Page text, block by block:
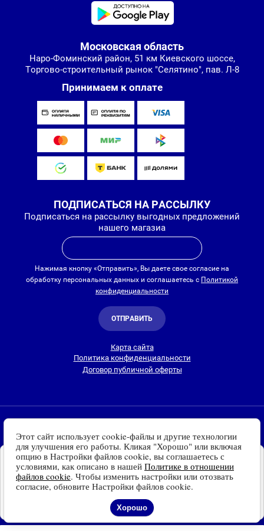
Установите наш сайт на
Ваше устройство
Доступно для устройств
на платформе Android
Установить
Московская область
Наро-Фоминский район, 51 км Киевского шоссе,
Торгово-строительный рынок "Селятино", пав. Л-8
Принимаем к оплате
ПОДПИСАТЬСЯ НА РАССЫЛКУ
Подписаться на рассылку выгодных предложений
нашего магазиа
Нажимая кнопку «Отправить», Вы даете свое согласие на
обработку персональных данных и соглашаетесь с Политикой
конфиденциальности
ОТПРАВИТЬ
Карта сайта
Политика конфиденциальности
Договор публичной оферты
Люстры, светильники и другие приборы освещения для
дома и улицы с доставкойпо всей России. Все права
защищены.
Информация о технических характеристиках, стране изготовления, внешнем
виде и цвете товаровносит справочный
и основывается на последних доступных к моменту публикации
сведениях
Этот сайт использует cookie-файлы и другие технологии
для улучшения его работы. Кликая "Хорошо" или включая
опцию в Настройки файлов cookie, вы соглашаетесь с
условиями, как описано в нашей Политике в отношении
файлов cookie. Чтобы изменить настройки или отозвать
согласие, обновите Настройки файлов cookie.
Хорошо